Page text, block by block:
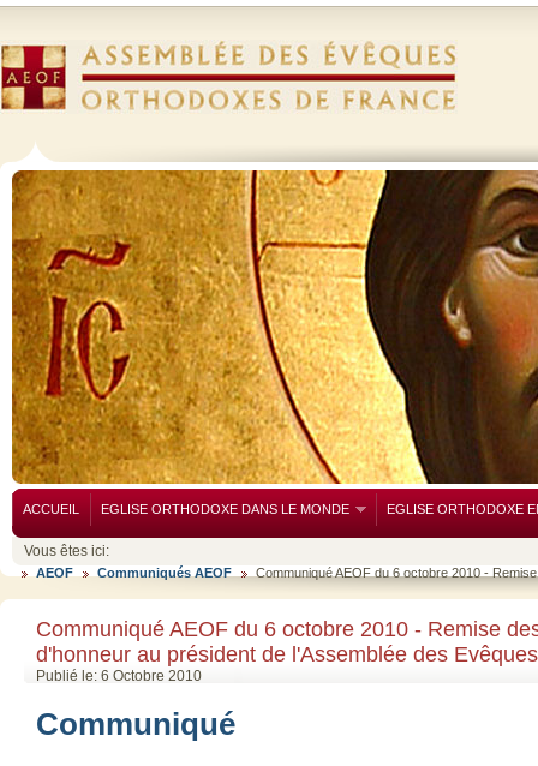
ACCUEIL EGLISE ORTHODOXE DANS LE MONDE EGLISE ORTHODOXE
Vous êtes ici:
AEOF Communiqués AEOF Communiqué AEOF du 6 octobre 2010 -
Communiqué AEOF du 6 octobre 2010 - Remise
d'honneur au président de l'Assemblée des
Publié le: 6 Octobre 2010
Communiqué